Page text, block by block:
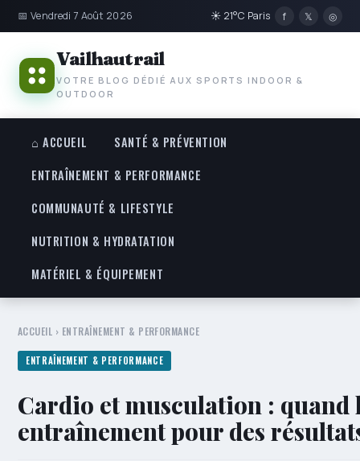
📅 Vendredi 7 Août 2026 ☀ 21°C Paris f 𝕏 ◎
Vailhautrail
VOTRE BLOG DÉDIÉ AUX SPORTS INDOOR &
OUTDOOR
⌂ ACCUEIL
SANTÉ & PRÉVENTION
ENTRAÎNEMENT & PERFORMANCE
COMMUNAUTÉ & LIFESTYLE
NUTRITION & HYDRATATION
MATÉRIEL & ÉQUIPEMENT
ACCUEIL › ENTRAÎNEMENT & PERFORMANCE
ENTRAÎNEMENT & PERFORMANCE
Cardio et musculation : quand
entraînement pour des